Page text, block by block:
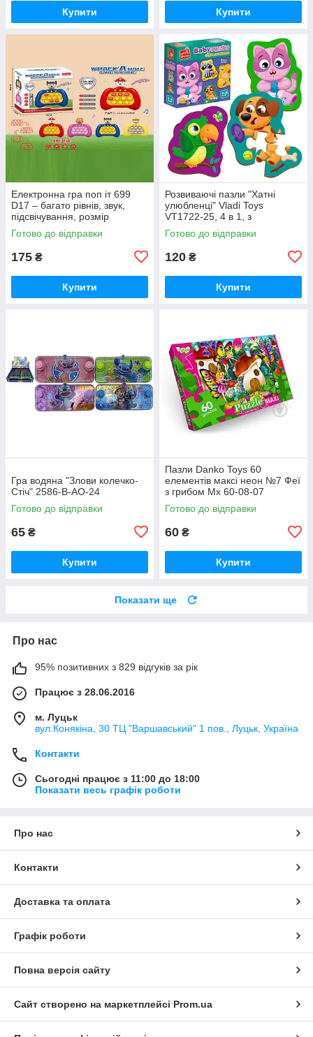
Купити Купити
Електронна гра поп іт 699
D17 – багато рівнів, звук,
підсвічування, розмір
12.5х5.6х14 см (у коробці,
мікс)
Готово до відправки
175 ₴
Купити
Розвиваючі пазли "Хатні
улюбленці" Vladi Toys
VT1722-25, 4 в 1, з
картонними фігурками,
українською, у пакеті
Готово до відправки
120 ₴
Купити
Гра водяна "Злови колечко-
Стіч" 2586-В-АO-24
Готово до відправки
65 ₴
Купити
Пазли Danko Toys 60
елементів максі неон №7 Феї
з грибом Мх 60-08-07
Готово до відправки
60 ₴
Купити
Показати ще
Про нас
95% позитивних з 829 відгуків за рік
Працює з 28.06.2016
м. Луцьк
вул.Конякіна, 30 ТЦ "Варшавський" 1 пов., Луцьк, Україна
Контакти
Сьогодні працює з 11:00 до 18:00
Показати весь графік роботи
Про нас
Контакти
Доставка та оплата
Графік роботи
Повна версія сайту
Сайт створено на маркетплейсі Prom.ua